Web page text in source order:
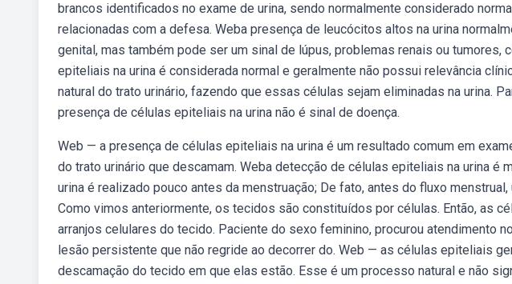
brancos identificados no exame de urina, sendo normalmente considerado
relacionadas com a defesa. Weba presença de leucócitos altos na urina
genital, mas também pode ser um sinal de lúpus, problemas renais ou tumores,
epiteliais na urina é considerada normal e geralmente não possui relevância
natural do trato urinário, fazendo que essas células sejam eliminadas na urina.
presença de células epiteliais na urina não é sinal de doença.
Web — a presença de células epiteliais na urina é um resultado comum em
do trato urinário que descamam. Weba detecção de células epiteliais na urina é
urina é realizado pouco antes da menstruação; De fato, antes do fluxo
Como vimos anteriormente, os tecidos são constituídos por células. Então, as
arranjos celulares do tecido. Paciente do sexo feminino, procurou atendimento
lesão persistente que não regride ao decorrer do. Web — as células epiteliais
descamação do tecido em que elas estão. Esse é um processo natural e não